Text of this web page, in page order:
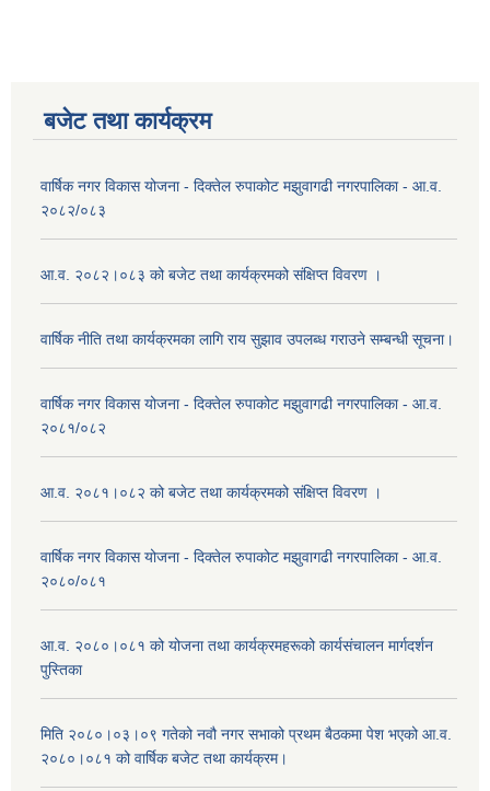
बजेट तथा कार्यक्रम
वार्षिक नगर विकास योजना - दिक्तेल रुपाकोट मझुवागढी नगरपालिका - आ.व.
२०८२/०८३
आ.व. २०८२।०८३ को बजेट तथा कार्यक्रमको संक्षिप्त विवरण ।
वार्षिक नीति तथा कार्यक्रमका लागि राय सुझाव उपलब्ध गराउने सम्बन्धी सूचना।
वार्षिक नगर विकास योजना - दिक्तेल रुपाकोट मझुवागढी नगरपालिका - आ.व.
२०८१/०८२
आ.व. २०८१।०८२ को बजेट तथा कार्यक्रमको संक्षिप्त विवरण ।
वार्षिक नगर विकास योजना - दिक्तेल रुपाकोट मझुवागढी नगरपालिका - आ.व.
२०८०/०८१
आ.व. २०८०।०८१ को योजना तथा कार्यक्रमहरूको कार्यसंचालन मार्गदर्शन
पुस्तिका
मिति २०८०।०३।०९ गतेको नवौ नगर सभाको प्रथम बैठकमा पेश भएको आ.व.
२०८०।०८१ को वार्षिक बजेट तथा कार्यक्रम।